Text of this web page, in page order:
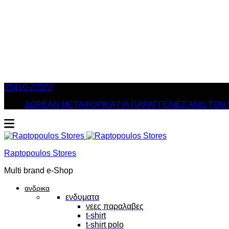
25410-27572
ΔΩΡΕΑΝ ΜΕΤΑΦΟΡΙΚΑ ΓΙΑ ΠΑΡΑΓΓΕΛΙΕΣ ΑΝΩ ΤΩΝ
Raptopoulos Stores
Multi brand e-Shop
ανδρικα
ενδυματα
νεες παραλαβες
t-shirt
t-shirt polo